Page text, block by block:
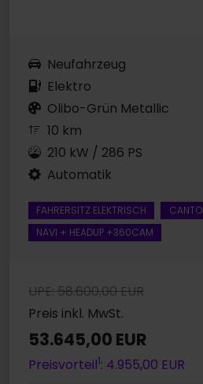
Neufahrzeug
Elektro
Olibo-Grün Metallic
10 km
210 kW / 286 PS
Automatik
FAHRERSITZ ELEKTRISCH
NAVI + HEADUP +360CAM
UPE: 58.600,00 EUR
Preis inkl. MwSt.
53.645,00 EUR
Preisvorteil1: 4.955,00 EUR